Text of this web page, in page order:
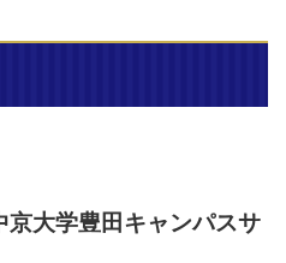
大学豊田キャンパスサ